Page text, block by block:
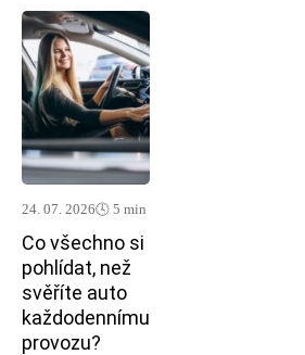
24. 07. 2026🕓 5 min
Co všechno si
pohlídat, než
svěříte auto
každodennímu
provozu?